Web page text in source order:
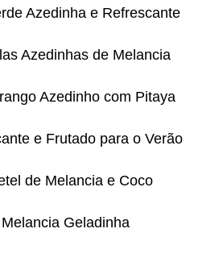
Azedinha e Refrescante
Azedinhas de Melancia
Azedinho com Pitaya
e Frutado para o Verão
de Melancia e Coco
Geladinha